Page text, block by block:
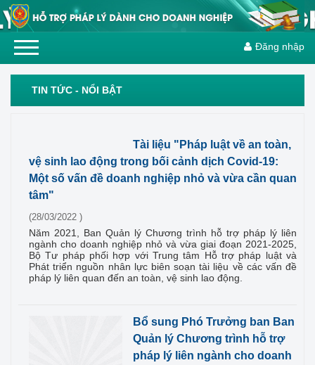
Đăng nhập
TIN TỨC - NỔI BẬT
Tài liệu "Pháp luật về an toàn,
vệ sinh lao động trong bối cảnh dịch Covid-19:
Một số vấn đề doanh nghiệp nhỏ và vừa cần quan
tâm"
(28/03/2022 )
Năm 2021, Ban Quản lý Chương trình hỗ trợ pháp lý liên
ngành cho doanh nghiệp nhỏ và vừa giai đoạn 2021-2025,
Bộ Tư pháp phối hợp với Trung tâm Hỗ trợ pháp luật và
Phát triển nguồn nhân lực biên soạn tài liệu về các vấn đề
pháp lý liên quan đến an toàn, vệ sinh lao động.
Bổ sung Phó Trưởng ban Ban
Quản lý Chương trình hỗ trợ
pháp lý liên ngành cho doanh